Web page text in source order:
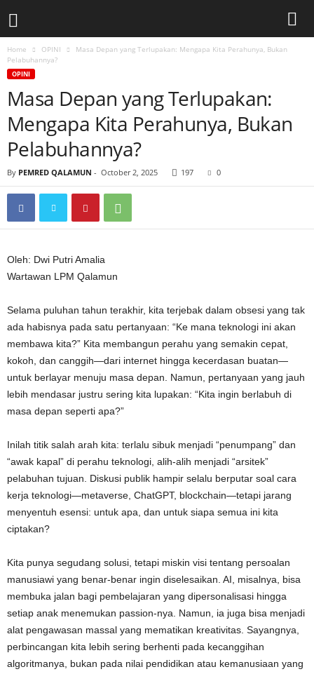
Home OPINI
Masa Depan yang Terlupakan: Mengapa Kita Perahunya, Bukan
Pelabuhannya?
OPINI
Masa Depan yang Terlupakan:
Mengapa Kita Perahunya, Bukan
Pelabuhannya?
By PEMRED QALAMUN - October 2, 2025 197 0
Oleh: Dwi Putri Amalia
Wartawan LPM Qalamun
Selama puluhan tahun terakhir, kita terjebak dalam obsesi yang tak
ada habisnya pada satu pertanyaan: “Ke mana teknologi ini akan
membawa kita?” Kita membangun perahu yang semakin cepat,
kokoh, dan canggih—dari internet hingga kecerdasan buatan—
untuk berlayar menuju masa depan. Namun, pertanyaan yang jauh
lebih mendasar justru sering kita lupakan: “Kita ingin berlabuh di
masa depan seperti apa?”
Inilah titik salah arah kita: terlalu sibuk menjadi “penumpang” dan
“awak kapal” di perahu teknologi, alih-alih menjadi “arsitek”
pelabuhan tujuan. Diskusi publik hampir selalu berputar soal cara
kerja teknologi—metaverse, ChatGPT, blockchain—tetapi jarang
menyentuh esensi: untuk apa, dan untuk siapa semua ini kita
ciptakan?
Kita punya segudang solusi, tetapi miskin visi tentang persoalan
manusiawi yang benar-benar ingin diselesaikan. AI, misalnya, bisa
membuka jalan bagi pembelajaran yang dipersonalisasi hingga
setiap anak menemukan passion-nya. Namun, ia juga bisa menjadi
alat pengawasan massal yang mematikan kreativitas. Sayangnya,
perbincangan kita lebih sering berhenti pada kecanggihan
algoritmanya, bukan pada nilai pendidikan atau kemanusiaan yang